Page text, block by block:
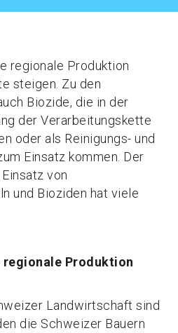
regionale Produktion
steigen. Zu den
Biozide, die in der
der Verarbeitungskette
oder als Reinigungs- und
Einsatz kommen. Der
von
und Bioziden hat viele
Produktion
Landwirtschaft sind
die Schweizer Bauern